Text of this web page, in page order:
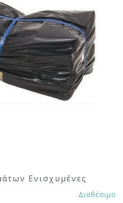
Ενισχυμένες
Διαθέσιμο